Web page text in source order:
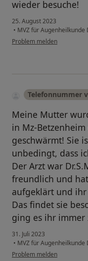
wieder besuche!
25. August 2023
• MVZ für Augenheilkunde
Problem melden
Telefonnummer
Meine Mutter
in Mz-
geschwärmt! Sie
unbedingt, dass
Der Arzt war
freundlich und
aufgeklärt und
Das findet sie
ging es ihr immer
31. Juli 2023
• MVZ für Augenheilkunde
Problem melden